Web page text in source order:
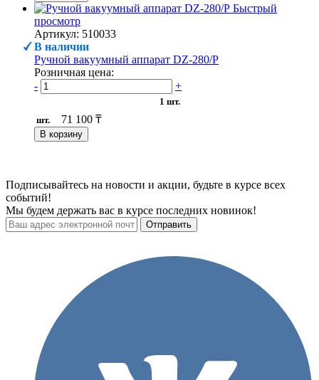
Быстрый
просмотр
Артикул: 510033
В наличии
Ручной вакуумный аппарат DZ-280/P
Розничная цена:
-
+
1 шт.
шт.
71 100 ₸
В корзину
Подписывайтесь на новости и акции, будьте в курсе всех
событий!
Мы будем держать вас в курсе последних новинок!